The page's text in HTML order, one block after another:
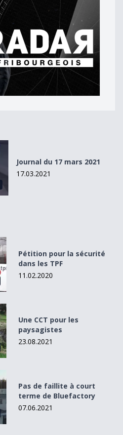
Journal du 17 mars 2021
17.03.2021
les TPF
Pétition pour la sécurité
dans les TPF
11.02.2020
Une CCT pour les
paysagistes
23.08.2021
de Bluefactory
Pas de faillite à court
terme de Bluefactory
07.06.2021